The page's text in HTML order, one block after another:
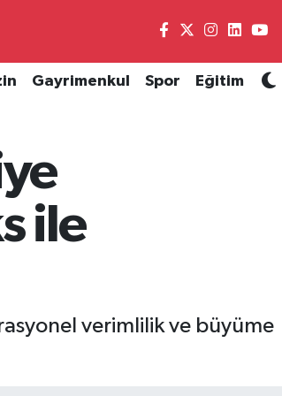
Gayrimenkul Spor Eğitim
ile
verimlilik ve büyüme